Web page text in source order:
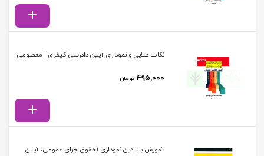
نکات طلایی و نموداری آیین دادرسی کیفری | معصومی
۴۹۵,۰۰۰ تومان
آموزش بنیادین نموداری (حقوق جزای عمومی، آیین